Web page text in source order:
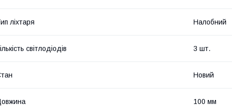
ліхтаря Налобний
світлодіодів 3 шт.
Новий
100 мм